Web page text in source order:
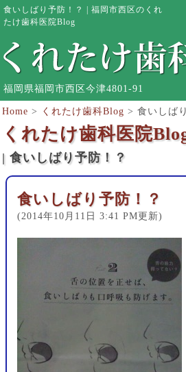
食いしばり予防！？ | 福岡市西区のくれ
たけ歯科医院Blog
福岡県福岡市西区今津4801-91
Home > くれたけ歯科Blog > 食いしば
くれたけ歯科医院
| 食いしばり予防！？
食いしばり予防！？
(2014年10月11日 3:41 PM更新)